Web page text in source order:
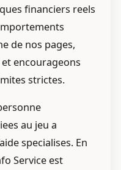
financiers reels
de nos pages,
encourageons
strictes.
au jeu a
specialises. En
Service est